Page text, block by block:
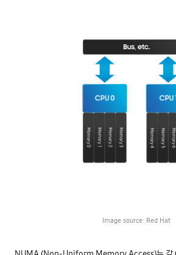
Image source: Red Hat